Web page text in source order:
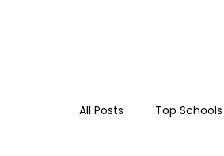
All Posts Top